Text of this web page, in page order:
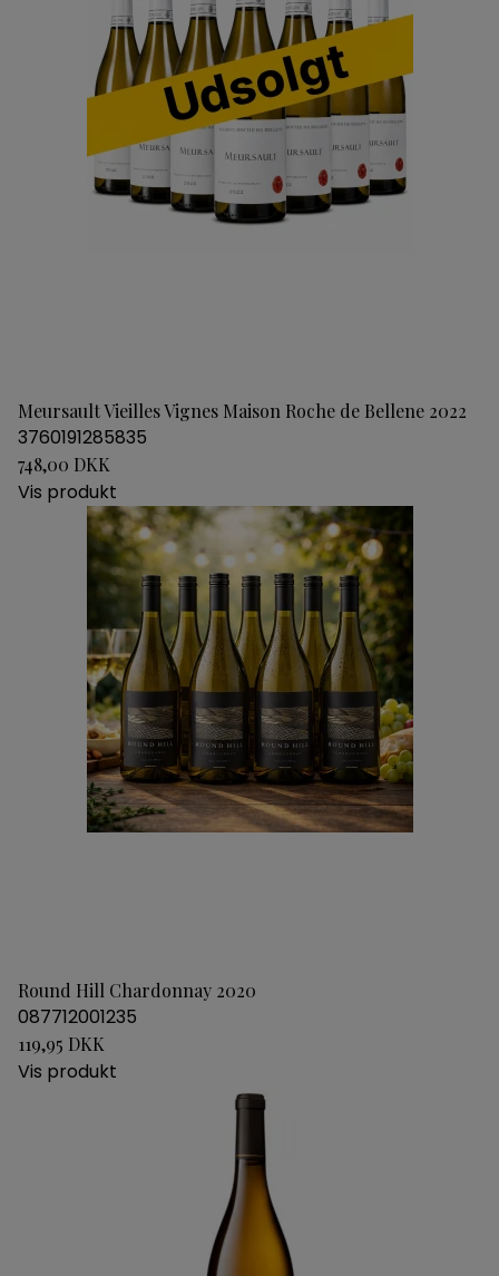
Meursault Vieilles Vignes Maison Roche de Bellene 2022
3760191285835
748,00 DKK
Vis produkt
Round Hill Chardonnay 2020
087712001235
119,95 DKK
Vis produkt